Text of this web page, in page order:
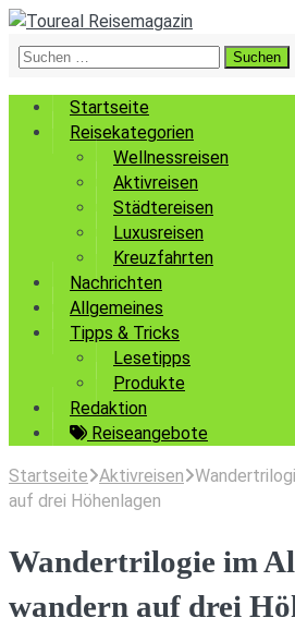
Suchen
Startseite
Reisekategorien
Wellnessreisen
Aktivreisen
Städtereisen
Luxusreisen
Kreuzfahrten
Nachrichten
Allgemeines
Tipps & Tricks
Lesetipps
Produkte
Redaktion
Reiseangebote
Startseite Aktivreisen
auf drei Höhenlagen
Wandertrilogie im
wandern auf drei